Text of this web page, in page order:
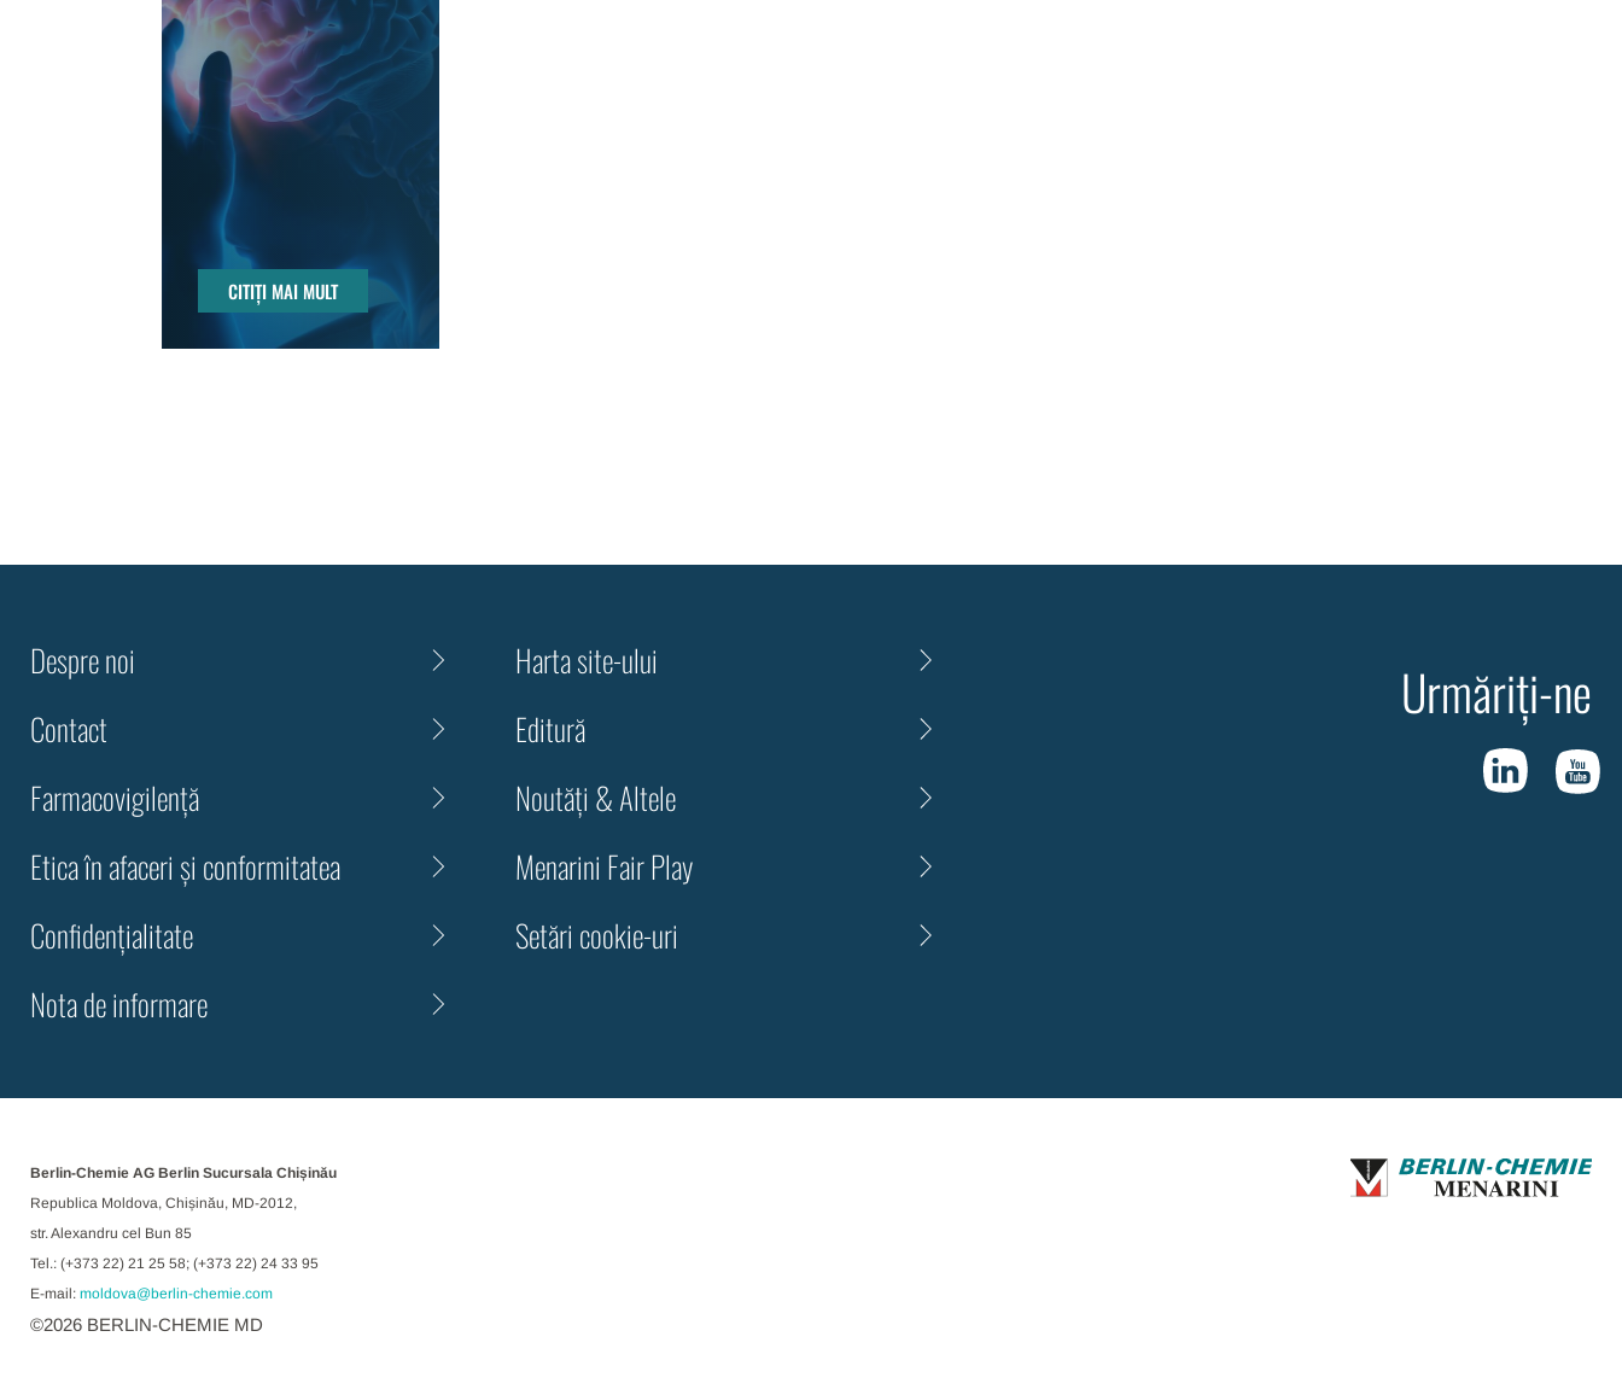
CITIȚI MAI MULT
Despre noi
Contact
Farmacovigilență
Etica în afaceri și conformitatea
Confidenţialitate
Nota de informare
Harta site-ului
Editură
Noutăți & Altele
Menarini Fair Play
Setări cookie-uri
Urmăriți-ne
Berlin-Chemie AG Berlin Sucursala Chișinău
Republica Moldova, Chișinău, MD-2012,
str. Alexandru cel Bun 85
Tel.: (+373 22) 21 25 58; (+373 22) 24 33 95
E-mail: moldova@berlin-chemie.com
©2026 BERLIN-CHEMIE MD